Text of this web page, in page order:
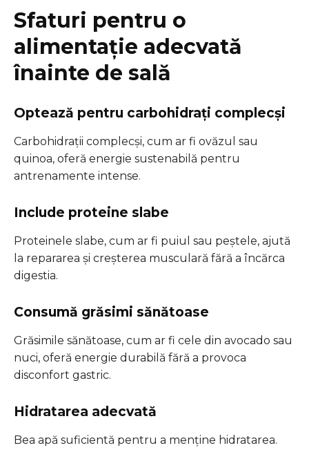
Sfaturi pentru o
alimentație adecvată
înainte de sală
Optează pentru carbohidrați complecși
Carbohidrații complecși, cum ar fi ovăzul sau
quinoa, oferă energie sustenabilă pentru
antrenamente intense.
Include proteine slabe
Proteinele slabe, cum ar fi puiul sau peștele, ajută
la repararea și creșterea musculară fără a încărca
digestia.
Consumă grăsimi sănătoase
Grăsimile sănătoase, cum ar fi cele din avocado sau
nuci, oferă energie durabilă fără a provoca
disconfort gastric.
Hidratarea adecvată
Bea apă suficientă pentru a menține hidratarea.